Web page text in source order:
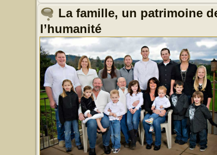
table
trop
durant
le
de
Ramadhan,
Conseils
d’un
nutritionniste »
La famille, un patrimoine
l’humanité